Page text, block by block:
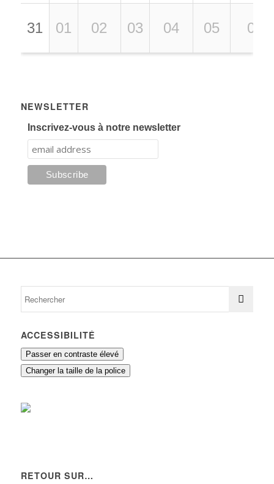
31 01 02 03 04 05 06
NEWSLETTER
Inscrivez-vous à notre newsletter
ACCESSIBILITÉ
Passer en contraste élevé
Changer la taille de la police
RETOUR SUR…